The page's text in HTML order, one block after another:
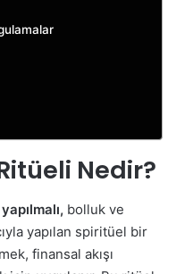
Nedir?
bolluk ve
yapılan spiritüel bir
finansal akışı